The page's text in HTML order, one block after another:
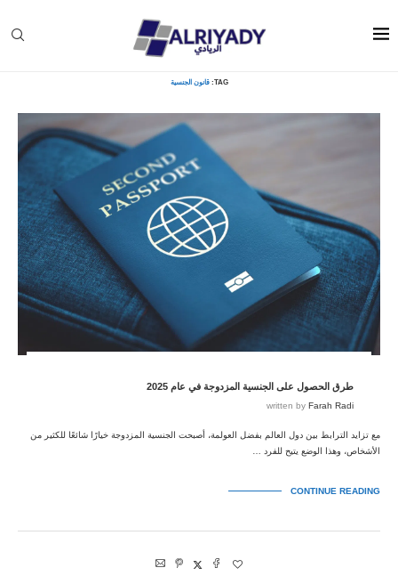
TAG: قانون الجنسية
طرق الحصول على الجنسية المزدوجة في عام 2025
written by Farah Radi
مع تزايد الترابط بين دول العالم بفضل العولمة، أصبحت الجنسية المزدوجة خيارًا شائعًا للكثير من
الأشخاص، وهذا الوضع يتيح للفرد …
CONTINUE READING